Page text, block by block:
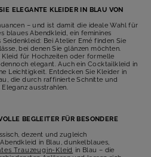
ELEGANTE KLEIDER IN BLAU VON
– und ist damit die ideale Wahl für
blaues Abendkleid, ein feminines
Bei Atelier Emé finden Sie
bei denen Sie glänzen möchten.
für Hochzeiten oder formelle
elegant. Auch ein Cocktailkleid in
Leichtigkeit. Entdecken Sie Kleider in
die durch raffinierte Schnitte und
ausstrahlen.
BEGLEITER FÜR BESONDERE
dezent und zugleich
in Blau, dunkelblaues,
Trauzeugin-Kleid in Blau – die